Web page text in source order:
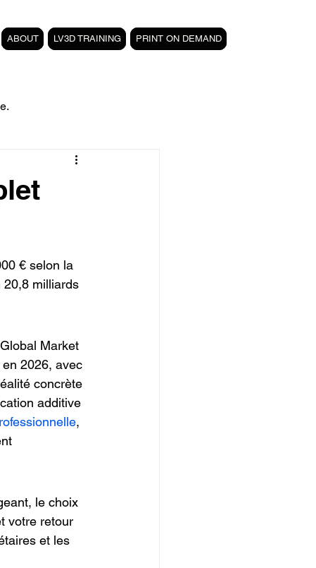
ABOUT LV3D TRAINING PRINT ON DEMAND
filament PETG carbone
€ selon la
20,8 milliards
Market
2026, avec
concrète
additive
,
le choix
votre retour
et les